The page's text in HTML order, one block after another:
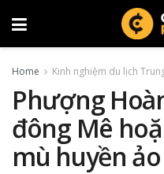
Home Kinh nghiệm du lịch
Phượng
đông Mê
mù huyền ảo